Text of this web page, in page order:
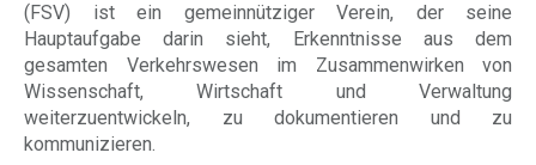
(FSV) ist ein gemeinnütziger Verein, der seine
Hauptaufgabe darin sieht, Erkenntnisse aus dem
gesamten Verkehrswesen im Zusammenwirken von
Wissenschaft, Wirtschaft und Verwaltung
weiterzuentwickeln, zu dokumentieren und zu
kommunizieren.